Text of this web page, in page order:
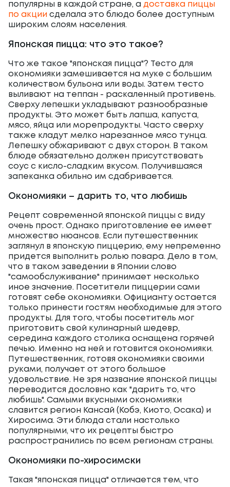
популярны в каждой стране, а доставка пиццы
по акции сделала это блюдо более доступным
широким слоям населения.
Японская пицца: что это такое?
Что же такое "японская пицца"? Тесто для
окономияки замешивается на муке с большим
количеством бульона или воды. Затем тесто
выливают на теппан - раскаленный противень.
Сверху лепешки укладывают разнообразные
продукты. Это может быть лапша, капуста,
мясо, яйца или морепродукты. Часто сверху
также кладут мелко нарезанное мясо тунца.
Лепешку обжаривают с двух сторон. В таком
блюде обязательно должен присутствовать
соус с кисло-сладким вкусом. Получившаяся
запеканка обильно им сдабривается.
Окономияки – дарить то, что любишь
Рецепт современной японской пиццы с виду
очень прост. Однако приготовление ее имеет
множество нюансов. Если путешественник
заглянул в японскую пиццерию, ему непременно
придется выполнить ролью повара. Дело в том,
что в таком заведении в Японии слово
"самообслуживание" принимает несколько
иное значение. Посетители пиццерии сами
готовят себе окономияки. Официанту остается
только принести гостям необходимые для этого
продукты. Для того, чтобы посетитель мог
приготовить свой кулинарный шедевр,
середина каждого столика оснащена горячей
печью. Именно на ней и готовится окономияки.
Путешественник, готовя окономияки своими
руками, получает от этого большое
удовольствие. Не зря название японской пиццы
переводится дословно как "дарить то, что
любишь". Самыми вкусными окономияки
славится регион Кансай (Кобэ, Киото, Осака) и
Хиросима. Эти блюда стали настолько
популярными, что их рецепты быстро
распространились по всем регионам страны.
Окономияки по-хиросимски
Такая "японская пицца" отличается тем, что